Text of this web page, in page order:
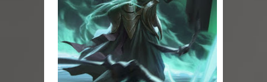
El Buscador
El Pueblo Protegido
Parte 05: Sitiados
Parte 04: Se Descubre el Pastel